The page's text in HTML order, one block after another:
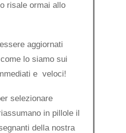
risale ormai allo
aggiornati
lo siamo sui
e veloci!
selezionare
in pillole il
della nostra